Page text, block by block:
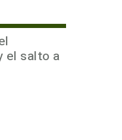
el salto a